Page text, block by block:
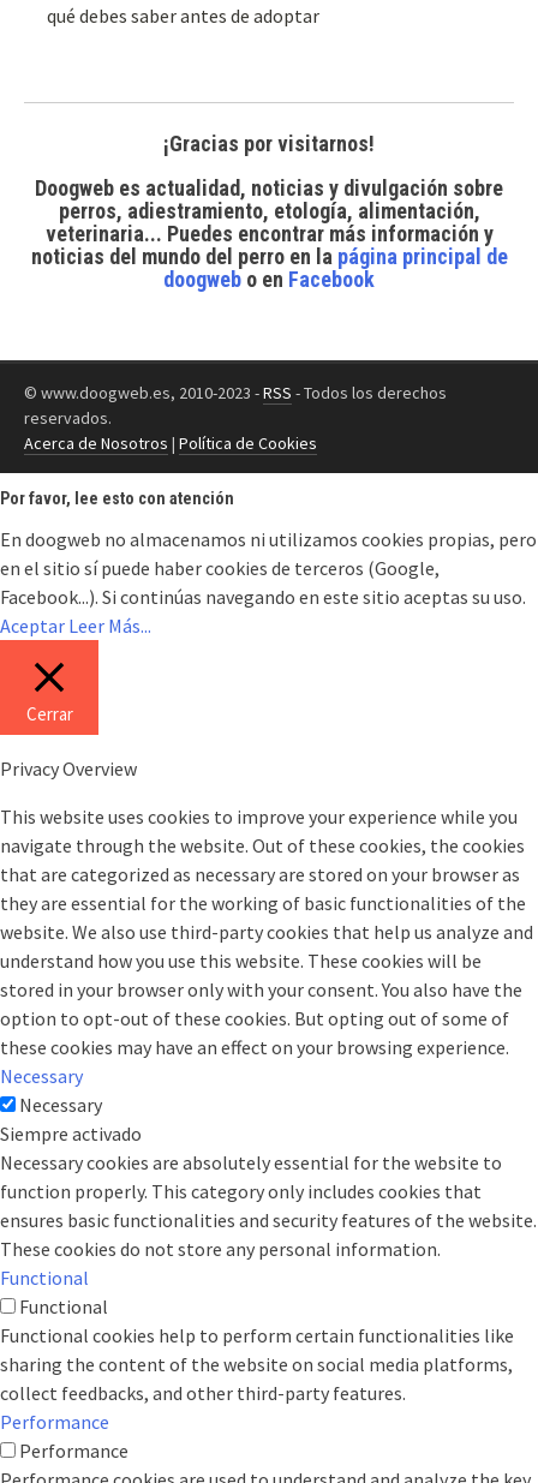
qué debes saber antes de adoptar
¡Gracias por visitarnos!
Doogweb es actualidad, noticias y divulgación sobre
perros, adiestramiento, etología, alimentación,
veterinaria... Puedes encontrar más información y
noticias del mundo del perroen la página principal de
doogweb o en Facebook
© www.doogweb.es, 2010-2023 -RSS - Todos los derechos
reservados.
Acerca de Nosotros | Política de Cookies
Por favor, lee esto con atención
En doogweb no almacenamos ni utilizamos cookies propias, pero
en el sitio sí puede haber cookies de terceros (Google,
Facebook...). Si continúas navegando en este sitio aceptas su uso.
Aceptar Leer Más...
Cerrar
Privacy Overview
This website uses cookies to improve your experience while you
navigate through the website. Out of these cookies, the cookies
that are categorized as necessary are stored on your browser as
they are essential for the working of basic functionalities of the
website. We also use third-party cookies that help us analyze and
understand how you use this website. These cookies will be
stored in your browser only with your consent. You also have the
option to opt-out of these cookies. But opting out of some of
these cookies may have an effect on your browsing experience.
Necessary
Necessary
Siempre activado
Necessary cookies are absolutely essential for the website to
function properly. This category only includes cookies that
ensures basic functionalities and security features of the website.
These cookies do not store any personal information.
Functional
Functional
Functional cookies help to perform certain functionalities like
sharing the content of the website on social media platforms,
collect feedbacks, and other third-party features.
Performance
Performance